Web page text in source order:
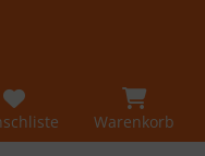
Warenkorb